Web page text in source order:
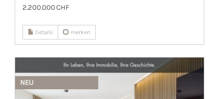
2.200.000 CHF
Details merken
NEU